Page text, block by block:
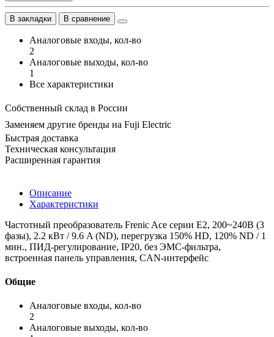
В закладки В сравнение
Аналоговые входы, кол-во
2
Аналоговые выходы, кол-во
1
Все характеристики
Собственный склад в России
Заменяем другие бренды на Fuji Electric
Быстрая доставка
Техническая консультация
Расширенная гарантия
Описание
Характеристики
Частотный преобразователь Frenic Ace серии E2, 200~240B (3
фазы), 2.2 кВт / 9.6 A (ND), перегрузка 150% HD, 120% ND / 1
мин., ПИД-регулирование, IP20, без ЭМС-фильтра,
встроенная панель управления, CAN-интерфейс
Общие
Аналоговые входы, кол-во
2
Аналоговые выходы, кол-во